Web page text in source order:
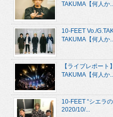
TAKUMA【何人か
10-FEET Vo./
TAKUMA【何人か
【ライブレポート
TAKUMA【何人か
10-FEET “シエラ
2020/10/...